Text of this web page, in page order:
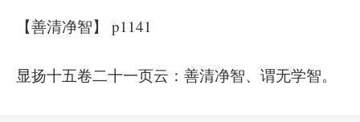
【善清净智】 p1141
显扬十五卷二十一页云：善清净智、谓无学智。